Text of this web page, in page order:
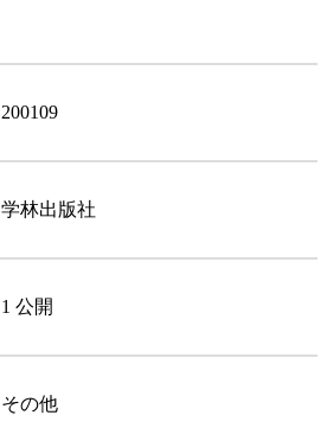
200109
学林出版社
1 公開
その他